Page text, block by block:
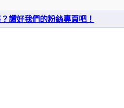
讚好我們的粉絲專頁吧！